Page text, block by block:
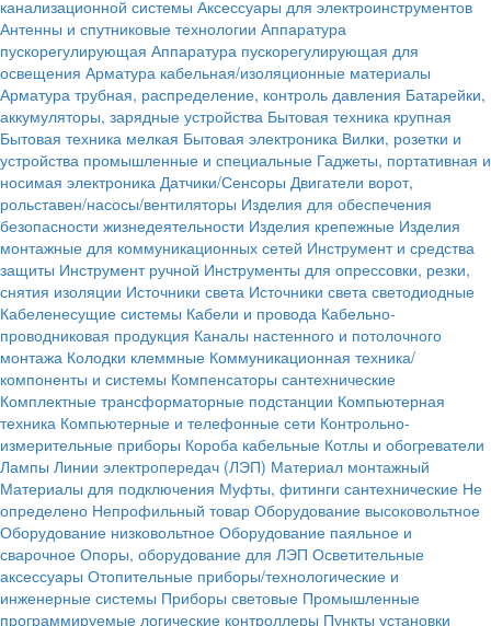
канализационной системы Аксессуары для электроинструментов
Антенны и спутниковые технологии Аппаратура
пускорегулирующая Аппаратура пускорегулирующая для
освещения Арматура кабельная/изоляционные материалы
Арматура трубная, распределение, контроль давления Батарейки,
аккумуляторы, зарядные устройства Бытовая техника крупная
Бытовая техника мелкая Бытовая электроника Вилки, розетки и
устройства промышленные и специальные Гаджеты, портативная и
носимая электроника Датчики/Сенсоры Двигатели ворот,
рольставен/насосы/вентиляторы Изделия для обеспечения
безопасности жизнедеятельности Изделия крепежные Изделия
монтажные для коммуникационных сетей Инструмент и средства
защиты Инструмент ручной Инструменты для опрессовки, резки,
снятия изоляции Источники света Источники света светодиодные
Кабеленесущие системы Кабели и провода Кабельно-
проводниковая продукция Каналы настенного и потолочного
монтажа Колодки клеммные Коммуникационная техника/
компоненты и системы Компенсаторы сантехнические
Комплектные трансформаторные подстанции Компьютерная
техника Компьютерные и телефонные сети Контрольно-
измерительные приборы Короба кабельные Котлы и обогреватели
Лампы Линии электропередач (ЛЭП) Материал монтажный
Материалы для подключения Муфты, фитинги сантехнические Не
определено Непрофильный товар Оборудование высоковольтное
Оборудование низковольтное Оборудование паяльное и
сварочное Опоры, оборудование для ЛЭП Осветительные
аксессуары Отопительные приборы/технологические и
инженерные системы Приборы световые Промышленные
программируемые логические контроллеры Пункты установки